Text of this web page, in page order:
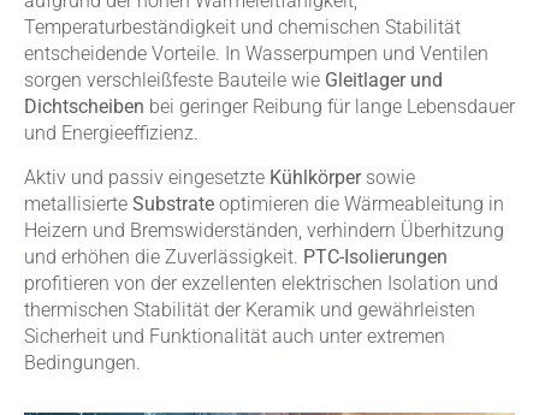
Temperaturbeständigkeit und chemischen Stabilität
entscheidende Vorteile. In Wasserpumpen und Ventilen
sorgen verschleißfeste Bauteile wie Gleitlager und
Dichtscheiben bei geringer Reibung für lange Lebensdauer
und Energieeffizienz.
Aktiv und passiv eingesetzte Kühlkörpersowie
metallisierte Substrate optimieren die Wärmeableitung in
Heizern und Bremswiderständen, verhindern Überhitzung
und erhöhen die Zuverlässigkeit. PTC-Isolierungen
profitieren von der exzellenten elektrischen Isolation und
thermischen Stabilität der Keramik und gewährleisten
Sicherheit und Funktionalität auch unter extremen
Bedingungen.